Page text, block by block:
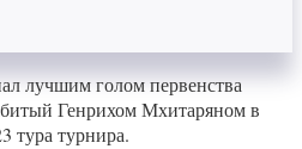
лучшим голом первенства
Генрихом Мхитаряном в
тура турнира.